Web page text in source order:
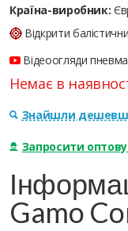
Країна-виробник:
Відкрити
Відеоогляди
Немає в
Знайшли
Запросити оптову
Gamo